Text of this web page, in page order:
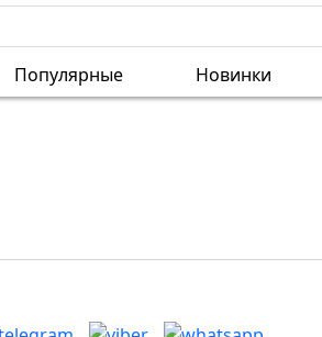
Популярные Новинки